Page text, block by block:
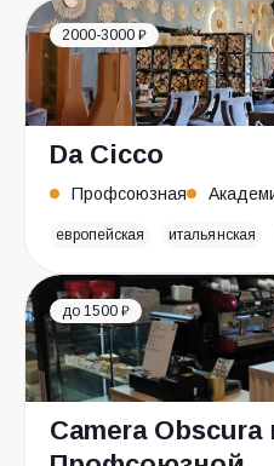
2000-3000 ₽
Da Cicco
Профсоюзная
европейская итальянская
до 1500 ₽
Camera Obscura